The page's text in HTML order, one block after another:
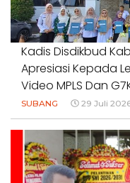
Kadis Disdikbud
Apresiasi Kepada
Video MPLS Dan
SUBANG 29 Juli